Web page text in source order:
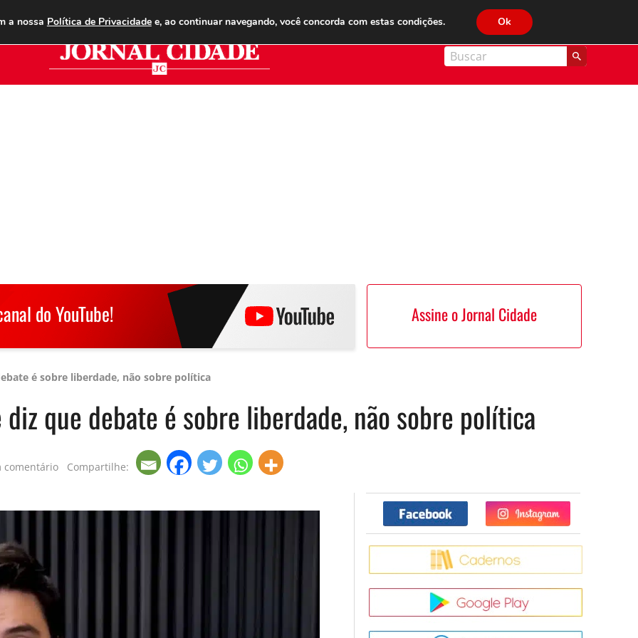
ANUNCIE ASSINE CONTATO PUBLICIDADE LEGAL JC FM 89.1
do YouTube! Assine o Jornal Cidade
é sobre liberdade, não sobre política
que debate é sobre liberdade, não sobre política
comentário Compartilhe:
Facebook Twitter
a nossa Política de Privacidadee, ao continuar navegando, você concorda com estas condições. Ok